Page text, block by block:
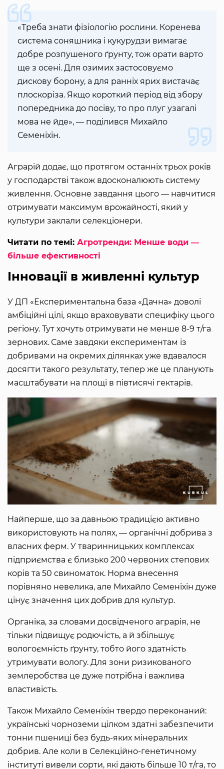
«Треба знати фізіологію рослини. Коренева
система соняшника і кукурудзи вимагає
добре розпушеного ґрунту, тож орати варто
ще з осені. Для озимих застосовуємо
дискову борону, а для ранніх ярих вистачає
плоскоріза. Якщо короткий період від збору
попередника до посіву, то про плуг узагалі
мова не йде», — поділився Михайло
Семеніхін.
Аграрій додає, що протягом останніх трьох років
у господарстві також вдосконалюють систему
живлення. Основне завдання цього — навчитися
отримувати максимум врожайності, який у
культури заклали селекціонери.
Читати по темі: Агротренди: Менше води ―
більше ефективності
Інновації в живленні культур
У ДП «Експериментальна база «Дачна» доволі
амбіційні цілі, якщо враховувати специфіку цього
регіону. Тут хочуть отримувати не менше 8-9 т/га
зернових. Саме завдяки експериментам із
добривами на окремих ділянках уже вдавалося
досягти такого результату, тепер же це планують
масштабувати на площі в півтисячі гектарів.
Найперше, що за давньою традицією активно
використовують на полях, — органічні добрива з
власних ферм. У тваринницьких комплексах
підприємства є близько 200 червоних степових
корів та 50 свиноматок. Норма внесення
порівняно невелика, але Михайло Семеніхін дуже
цінує значення цих добрив для культур.
Органіка, за словами досвідченого аграрія, не
тільки підвищує родючість, а й збільшує
вологоємність ґрунту, тобто його здатність
утримувати вологу. Для зони ризикованого
землеробства це дуже потрібна і важлива
властивість.
Також Михайло Семеніхін твердо переконаний:
українські чорноземи цілком здатні забезпечити
тонни пшениці без будь-яких мінеральних
добрив. Але коли в Селекційно-генетичному
інституті вивели сорти, які дають більше 10 т/га, то